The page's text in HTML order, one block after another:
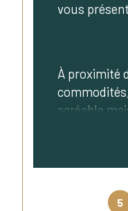
5
vous
À proximité
agréable
1987 sur
Une